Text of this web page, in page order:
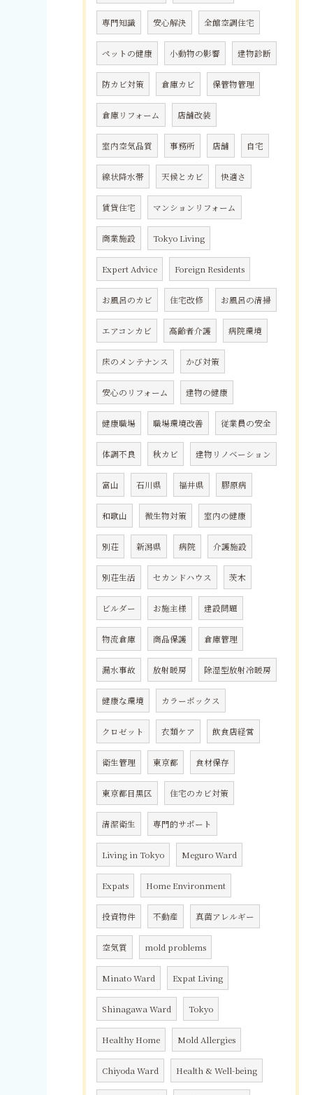
専門知識 安心解決 全館空調住宅
ペットの健康 小動物の影響 建物診断
防カビ対策 倉庫カビ 保管物管理
倉庫リフォーム 店舗改装
室内空気品質 事務所 店舗 自宅
線状降水帯 天候とカビ 快適さ
賃貸住宅 マンションリフォーム
商業施設 Tokyo Living
Expert Advice Foreign Residents
お風呂のカビ 住宅改修 お風呂の清掃
エアコンカビ 高齢者介護 病院環境
床のメンテナンス かび対策
安心のリフォーム 建物の健康
健康職場 職場環境改善 従業員の安全
体調不良 秋カビ 建物リノベーション
富山 石川県 福井県 膠原病
和歌山 微生物対策 室内の健康
別荘 新潟県 病院 介護施設
別荘生活 セカンドハウス 茨木
ビルダー お施主様 建設問題
物流倉庫 商品保護 倉庫管理
漏水事故 放射暖房 除湿型放射冷暖房
健康な環境 カラーボックス
クロゼット 衣類ケア 飲食店経営
衛生管理 東京都 食材保存
東京都目黒区 住宅のカビ対策
清潔衛生 専門的サポート
Living in Tokyo Meguro Ward
Expats Home Environment
投資物件 不動産 真菌アレルギー
空気質 mold problems
Minato Ward Expat Living
Shinagawa Ward Tokyo
Healthy Home Mold Allergies
Chiyoda Ward Health & Well-being